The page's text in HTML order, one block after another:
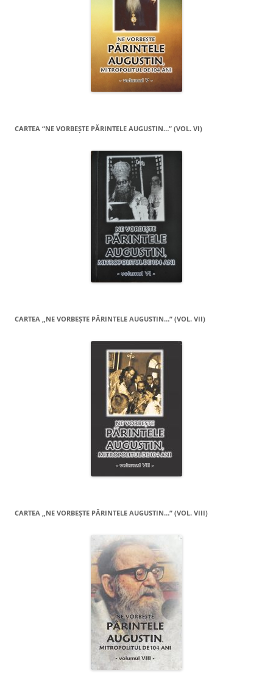
CARTEA “NE VORBEŞTE PĂRINTELE AUGUSTIN…” (VOL. VI)
CARTEA „NE VORBEŞTE PĂRINTELE AUGUSTIN…” (VOL. VII)
CARTEA „NE VORBEŞTE PĂRINTELE AUGUSTIN…” (VOL. VIII)